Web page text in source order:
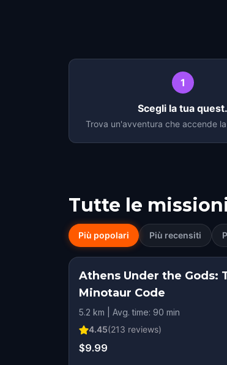
1
Scegli la tua quest.
Trova un'avventura che accende
Tutte le
Più popolari Più recensiti
Athens Under the Gods:
Minotaur Code
5.2 km | Avg. time: 90 min
4.45(213 reviews)
$9.99